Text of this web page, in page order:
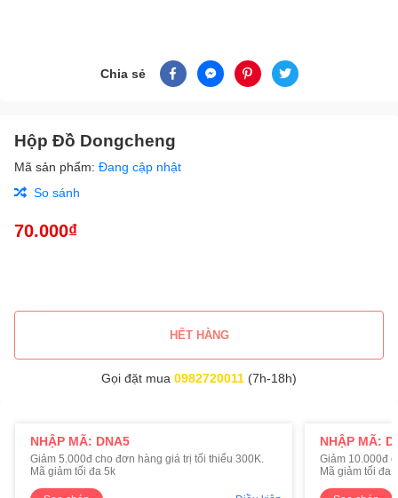
Chia sẻ
Hộp Đồ Dongcheng
Mã sản phẩm: Đang cập nhật
So sánh
70.000₫
HẾT HÀNG
Gọi đặt mua 0982720011 (7h-18h)
NHẬP MÃ: DNA5
Giảm 5.000đ cho đơn hàng giá trị tối thiểu 300K.
Mã giảm tối đa 5k
NHẬP MÃ:
Giảm 10.000đ
Mã giảm tối đa